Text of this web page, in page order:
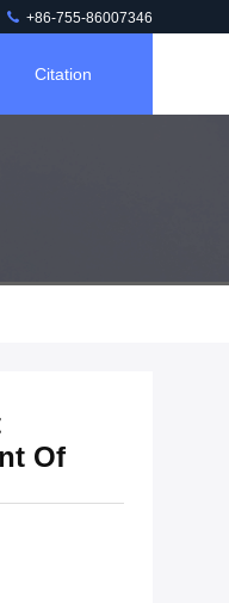
+86-755-86007346
Citation
Of